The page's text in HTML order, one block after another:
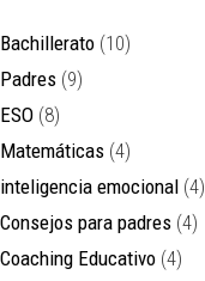
Bachillerato (10)
Padres (9)
ESO (8)
Matemáticas (4)
inteligencia emocional (4)
Consejos para padres (4)
Coaching Educativo (4)